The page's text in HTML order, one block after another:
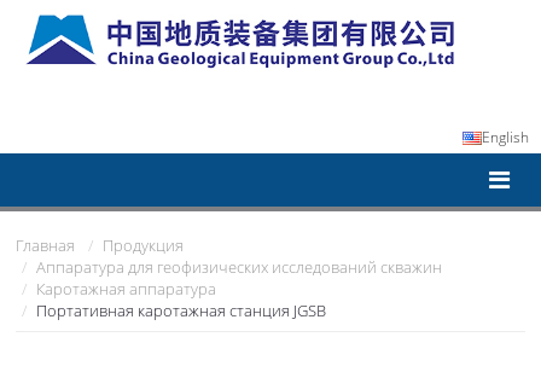
English
Главная
Продукция
Аппаратура для геофизических исследований скважин
Каротажная аппаратура
Портативная каротажная станция JGSB